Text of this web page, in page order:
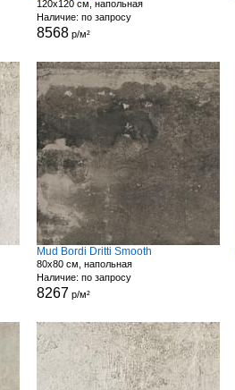
120x120 см, напольная
Наличие: по запросу
8568р/м²
Mud Bordi Dritti Smooth
80x80 см, напольная
Наличие: по запросу
8267 р/м²